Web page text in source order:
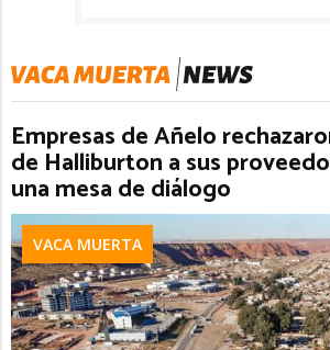
Empresas de Añelo
de Halliburton a sus
una mesa de diálogo
VACA MUERTA